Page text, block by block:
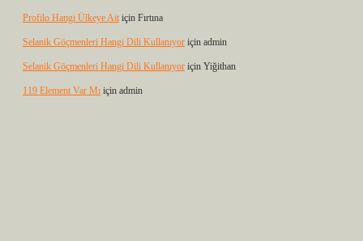
Profilo Hangi Ülkeye Ait için Fırtına
Selanik Göçmenleri Hangi Dili Kullanıyor için admin
Selanik Göçmenleri Hangi Dili Kullanıyor için Yiğithan
119 Element Var Mı için admin